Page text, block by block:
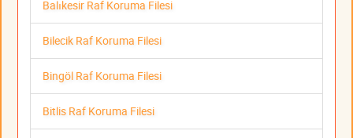
Balıkesir Raf Koruma Filesi
Bilecik Raf Koruma Filesi
Bingöl Raf Koruma Filesi
Bitlis Raf Koruma Filesi